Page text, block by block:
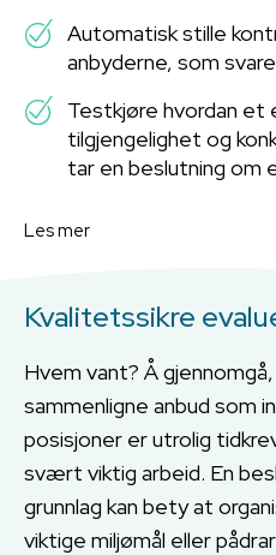
Automatisk stille
anbyderne, som
Testkjøre hvordan et
tilgjengelighet og
tar en beslutning om
Les mer
Kvalitetssikre
Hvem vant? Å
sammenligne anbud som
posisjoner er utrolig
svært viktig arbeid. En
grunnlag kan bety at
viktige miljømål eller